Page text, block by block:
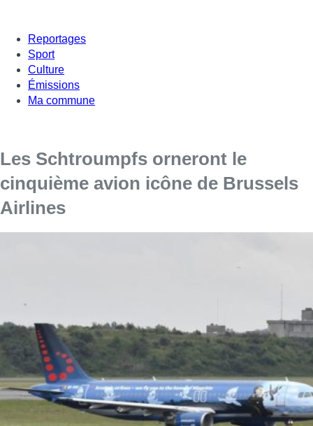
Reportages
Sport
Culture
Émissions
Ma commune
Les Schtroumpfs orneront le
cinquième avion icône de Brussels
Airlines